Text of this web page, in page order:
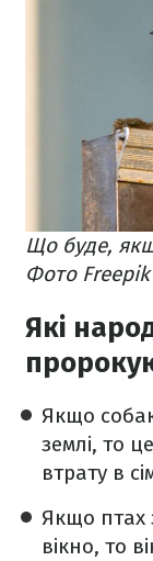
Що буде,
Фото Freepik
Які
Якщо
землі, то
втрату в
Якщо птах
вікно, то